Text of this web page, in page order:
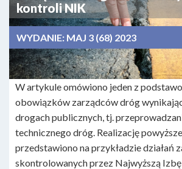
kontroli NIK
WYDANIE: MAJ 3 (68) 2023
W artykule omówiono jeden z
obowiązków zarządców dróg
drogach publicznych, tj.
technicznego dróg. Realizację
przedstawiono na przykładzie działań
skontrolowanych przez Najwyższą